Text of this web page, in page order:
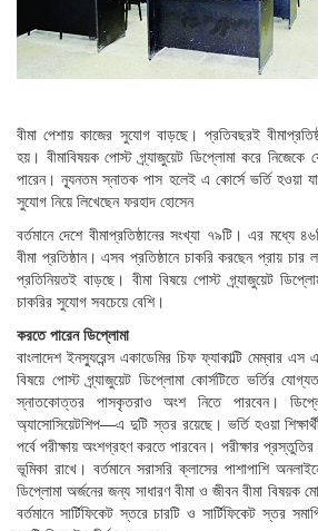
বীমা পেশায় কাজের সুযোগ বাড়ছে। প্রতিবছরই
হয়। বীমাবিষয়ক পোস্ট গ্র্যাজুয়েট ডিপ্লোমা করে
পারেন। ন্যূনতম স্নাতক পাস হলেই এ কোর্সে ভর্তি হওয়া
সুযোগ নিয়ে লিখেছেন ফরহাদ হোসেন
বর্তমানে দেশে বীমাপ্রতিষ্ঠানের সংখ্যা ৭৯টি। এর মধ্যে
বীমা প্রতিষ্ঠান। এসব প্রতিষ্ঠানে চাকরি করছেন প্রায়
প্রতিনিয়তই বাড়ছে। বীমা বিষয়ে পোস্ট গ্র্যাজুয়েট
চাকরির সুযোগ সবচেয়ে বেশি।
করতে পারেন ডিপ্লোমা
বাংলাদেশ ইনস্যুরেন্স একাডেমির চিফ ফ্যাকাল্টি মেম্বার এস
বিষয়ে পোস্ট গ্র্যাজুয়েট ডিপ্লোমা কোর্সটিতে ভর্তির
স্নাতকোত্তর পাসকৃতরাও অংশ নিতে পারবেন।
অ্যাসোসিয়েটশিপ—এ দুটি স্তর রয়েছে। ভর্তি হওয়া
পর্বে পরীক্ষায় অংশগ্রহণ করতে পারবেন। পরীক্ষার
ভূমিকা রাখে। বর্তমানে সরাসরি ক্লাসের পাশাপাশি
ডিপ্লোমা অর্জনের জন্য সাধারণ বীমা ও জীবন বীমা বিষয়ক
বর্তমানে সার্টিফিকেট স্তরে চারটি ও সার্টিফিকেট স্তর